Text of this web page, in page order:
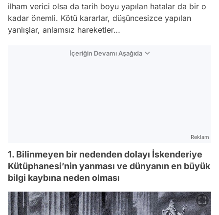
ilham verici olsa da tarih boyu yapılan hatalar da bir o
kadar önemli. Kötü kararlar, düşüncesizce yapılan
yanlışlar, anlamsız hareketler…
İçeriğin Devamı Aşağıda
Reklam
1. Bilinmeyen bir nedenden dolayı İskenderiye
Kütüphanesi’nin yanması ve dünyanın en büyük
bilgi kaybına neden olması